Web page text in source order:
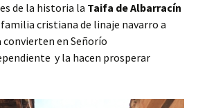
de la historia la Taifa de Albarracín
familia cristiana de linaje navarro a
convierten en Señorío
y la hacen prosperar